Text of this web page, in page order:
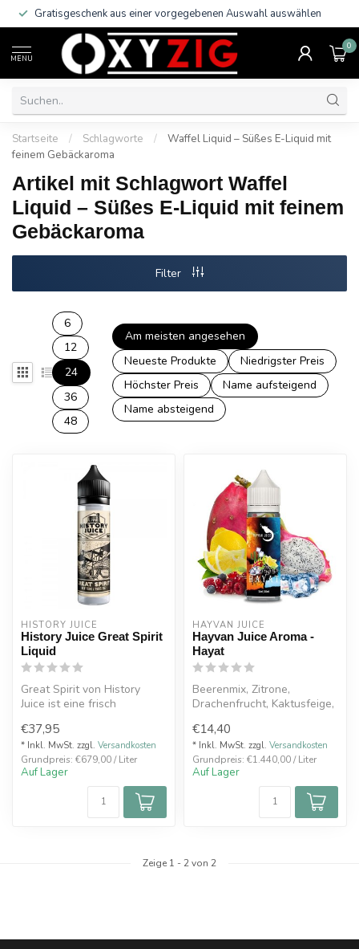
Gratisgeschenk aus einer vorgegebenen Auswahl auswählen
MENU
0
Startseite / Schlagworte /
Waffel Liquid – Süßes E-Liquid mit
feinem Gebäckaroma
Artikel mit Schlagwort Waffel
Liquid – Süßes E-Liquid mit feinem
Gebäckaroma
Filter
6
12
24
36
48
Am meisten angesehen
Neueste Produkte
Niedrigster Preis
Höchster Preis
Name aufsteigend
Name absteigend
HISTORY JUICE
History Juice Great Spirit
Liquid
Great Spirit von History
Juice ist eine frisch
Waffel mit Va...
€37,95
* Inkl. MwSt. zzgl. Versandkosten
Grundpreis: €679,00 / Liter
Auf Lager
HAYVAN JUICE
Hayvan Juice Aroma -
Hayat
Beerenmix, Zitrone,
Drachenfrucht, Kaktusfeige,
€14,40
* Inkl. MwSt. zzgl. Versandkosten
Grundpreis: €1.440,00 / Liter
Auf Lager
Zeige 1 - 2von 2